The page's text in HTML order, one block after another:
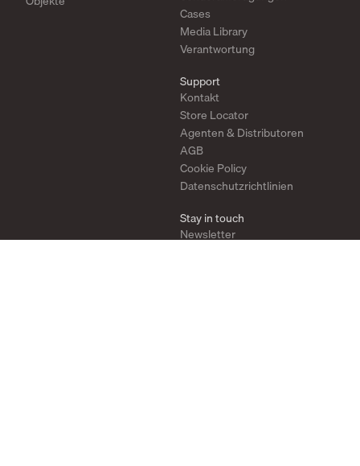
Cases
Media Library
Verantwortung
Support
Kontakt
Store Locator
Agenten & Distributoren
AGB
Cookie Policy
Datenschutzrichtlinien
Stay in touch
Newsletter